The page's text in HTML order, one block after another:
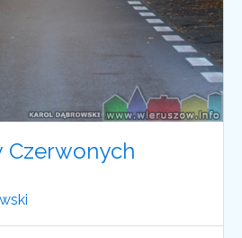
Czerwonych